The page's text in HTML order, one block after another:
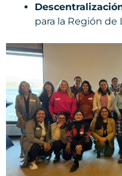
para la Región de